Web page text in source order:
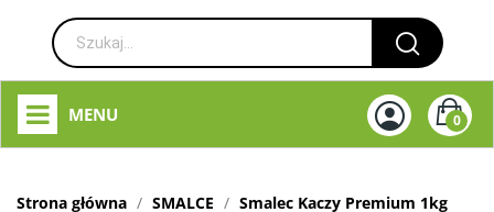
0
MENU
Strona główna SMALCE Smalec Kaczy Premium 1kg